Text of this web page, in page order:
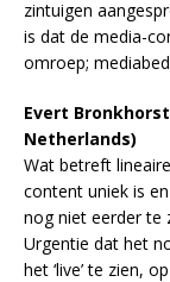
zintuigen
is dat de media-
omroep;
Evert
Netherlands)
Wat betreft
content uniek is en
nog niet eerder te
Urgentie dat het
het ‘live’ te zien,